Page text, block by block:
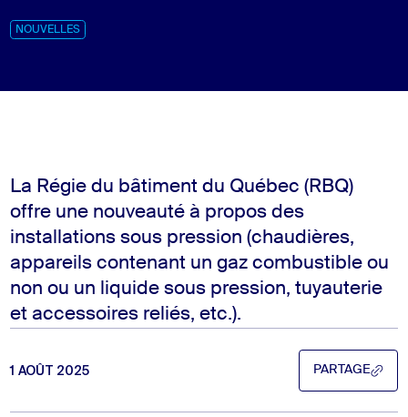
NOUVELLES
La Régie du bâtiment du Québec (RBQ)
offre une nouveauté à propos des
installations sous pression (chaudières,
appareils contenant un gaz combustible ou
non ou un liquide sous pression, tuyauterie
et accessoires reliés, etc.).
1 AOÛT 2025 PARTAGE
PARTAGE